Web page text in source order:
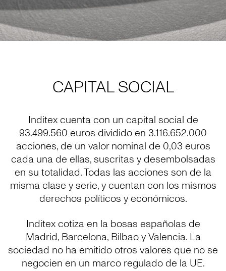
CAPITAL SOCIAL
Inditex cuenta con un capital social de
93.499.560 euros dividido en 3.116.652.000
acciones, de un valor nominal de 0,03 euros
cada una de ellas, suscritas y desembolsadas
en su totalidad. Todas las acciones son de la
misma clase y serie, y cuentan con los mismos
derechos políticos y económicos.
Inditex cotiza en la bosas españolas de
Madrid, Barcelona, Bilbao y Valencia. La
sociedad no ha emitido otros valores que no se
negocien en un marco regulado de la UE.